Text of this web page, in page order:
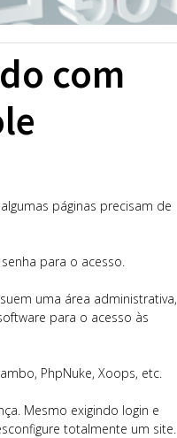
com
páginas precisam de
para o acesso.
uma área administrativa,
para o acesso às
PhpNuke, Xoops, etc.
Mesmo exigindo login e
totalmente um site.